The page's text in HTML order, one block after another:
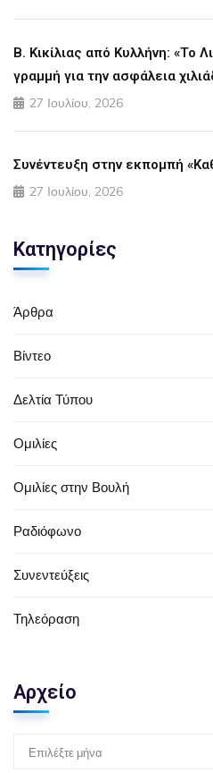
Β. Κικίλιας από Κυλλήνη: «Το
γραμμή για την ασφάλεια
27 Ιουλίου, 2026
Συνέντευξη στην εκπομπή
27 Ιουλίου, 2026
Κατηγορίες
Άρθρα
Βίντεο
Δελτία Τύπου
Ομιλίες
Ομιλίες στην Βουλή
Ραδιόφωνο
Συνεντεύξεις
Τηλεόραση
Αρχείο
Επιλέξτε μήνα